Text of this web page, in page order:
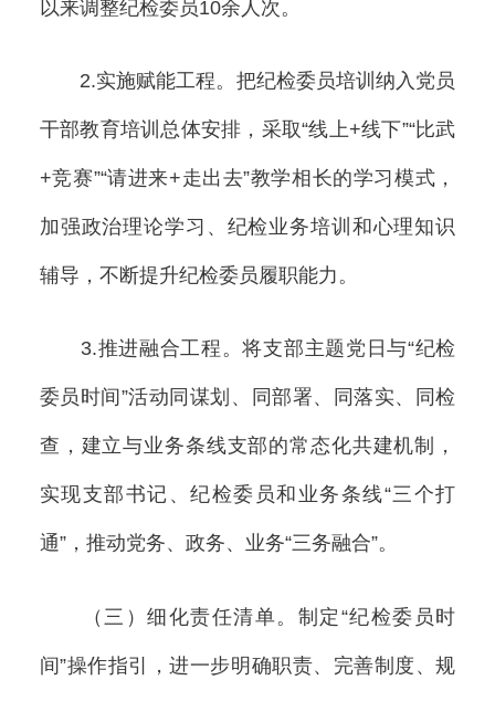
以来调整纪检委员10余人次。
2.实施赋能工程。把纪检委员培训纳入党员
干部教育培训总体安排，采取“线上+线下”“比武
+竞赛”“请进来+走出去”教学相长的学习模式，
加强政治理论学习、纪检业务培训和心理知识
辅导，不断提升纪检委员履职能力。
3.推进融合工程。将支部主题党日与“纪检
委员时间”活动同谋划、同部署、同落实、同检
查，建立与业务条线支部的常态化共建机制，
实现支部书记、纪检委员和业务条线“三个打
通”，推动党务、政务、业务“三务融合”。
（三）细化责任清单。制定“纪检委员时
间”操作指引，进一步明确职责、完善制度、规